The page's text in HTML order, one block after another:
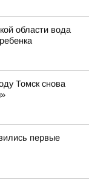
области вода
Томск снова
первые